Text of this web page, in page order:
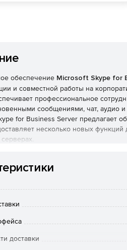
обеспечение Microsoft Skype for
и совместной работы на
профессиональное
сообщениями, чат, аудио
for Business Server предлагает
несколько новых
адаптируется к условиям
коммуникация. Сервер
доставки